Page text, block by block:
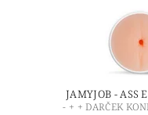
JAMYJOB - ASS
- + + DARČEK